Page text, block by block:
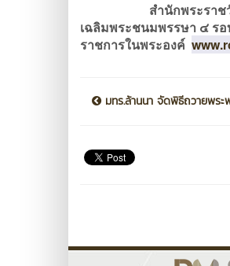
สำนักพระราชวัง ขอเ
เฉลิมพระชนมพรรษา ๔ ร
ราชการในพระองค์
มทร.ล้านนา จัดพิธีถวายพระ